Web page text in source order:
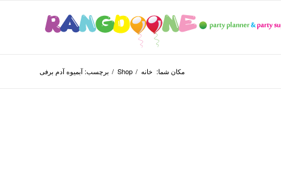
مکان شما: خانه /
Shop
/ برچسب: آبمیوه آدم برفی